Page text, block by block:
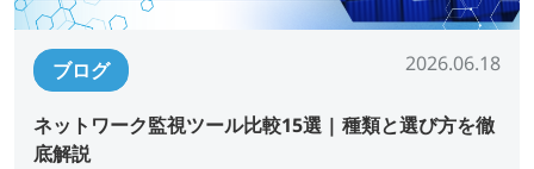
ブログ 2026.06.18
ネットワーク監視ツール比較15選 | 種類と選び方を徹
底解説